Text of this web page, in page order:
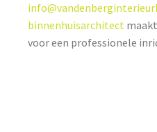
binnenhuisarchitect
voor een professionele